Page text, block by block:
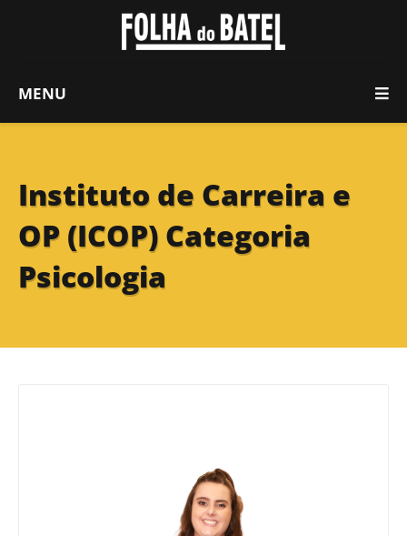
MENU
Instituto de Carreira e
OP (ICOP) Categoria
Psicologia